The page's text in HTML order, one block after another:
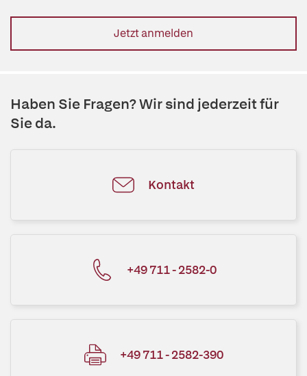
Jetzt anmelden
Haben Sie Fragen? Wir sind jederzeit für
Sie da.
Kontakt
+49 711 - 2582-0
+49 711 - 2582-390